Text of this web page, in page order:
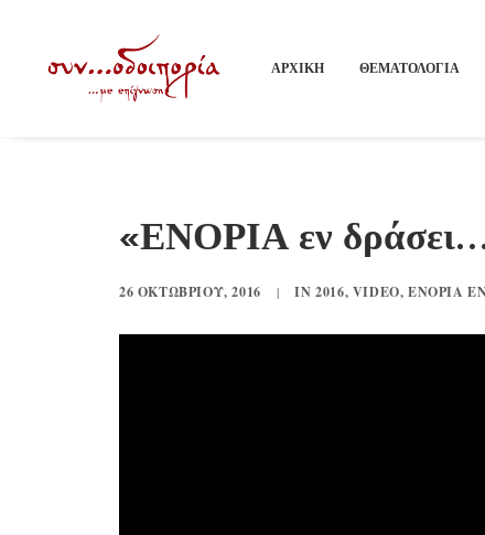
ΑΡΧΙΚΗ ΘΕΜΑΤΟΛΟΓΙΑ
«ΕΝΟΡΙΑ εν
26 ΟΚΤΩΒΡΊΟΥ, 2016 | IN2016, VIDEO,ΕΝΟΡΊΑ